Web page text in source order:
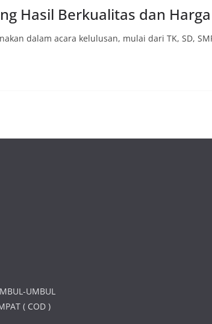
Hasil Berkualitas dan
dalam acara kelulusan, mulai dari TK, SD,
UMBUL
( COD )